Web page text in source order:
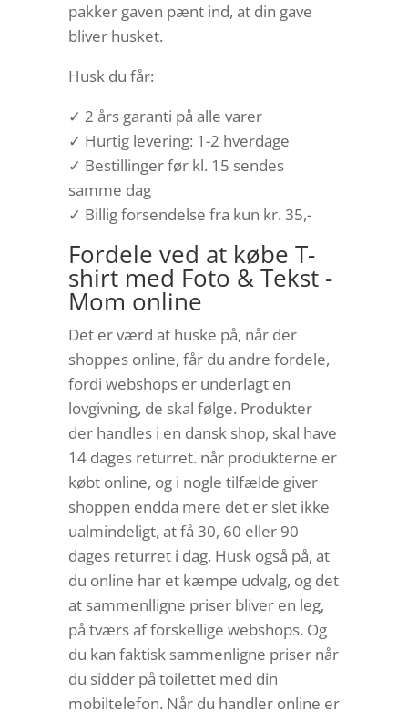
pakker gaven pænt ind, at din gave
bliver husket.
Husk du får:
✓ 2 års garanti på alle varer
✓ Hurtig levering: 1-2 hverdage
✓ Bestillinger før kl. 15 sendes
samme dag
✓ Billig forsendelse fra kun kr. 35,-
Fordele ved at købe T-
shirt med Foto & Tekst -
Mom online
Det er værd at huske på, når der
shoppes online, får du andre fordele,
fordi webshops er underlagt en
lovgivning, de skal følge. Produkter
der handles i en dansk shop, skal have
14 dages returret. når produkterne er
købt online, og i nogle tilfælde giver
shoppen endda mere det er slet ikke
ualmindeligt, at få 30, 60 eller 90
dages returret i dag. Husk også på, at
du online har et kæmpe udvalg, og det
at sammenlligne priser bliver en leg,
på tværs af forskellige webshops. Og
du kan faktisk sammenligne priser når
du sidder på toilettet med din
mobiltelefon. Når du handler online er